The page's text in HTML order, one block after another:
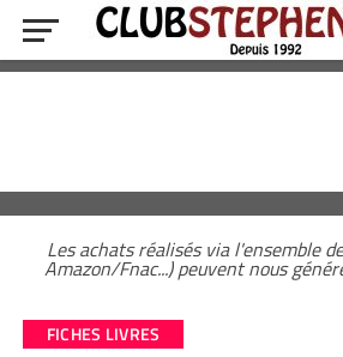
Les achats réalisés via l'ensemble
Amazon/Fnac...) peuvent nous
FICHES LIVRES